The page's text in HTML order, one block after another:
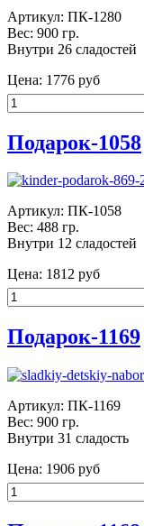
Артикул: ПК-1280
Вес: 900 гр.
Внутри 26 сладостей
Цена: 1776 руб
Подарок-1058
Артикул: ПК-1058
Вес: 488 гр.
Внутри 12 сладостей
Цена: 1812 руб
Подарок-1169
Артикул: ПК-1169
Вес: 900 гр.
Внутри 31 сладость
Цена: 1906 руб